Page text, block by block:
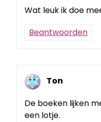
Wat leuk ik doe
Beantwoorden
Ton
De boeken lijken
een lotje.